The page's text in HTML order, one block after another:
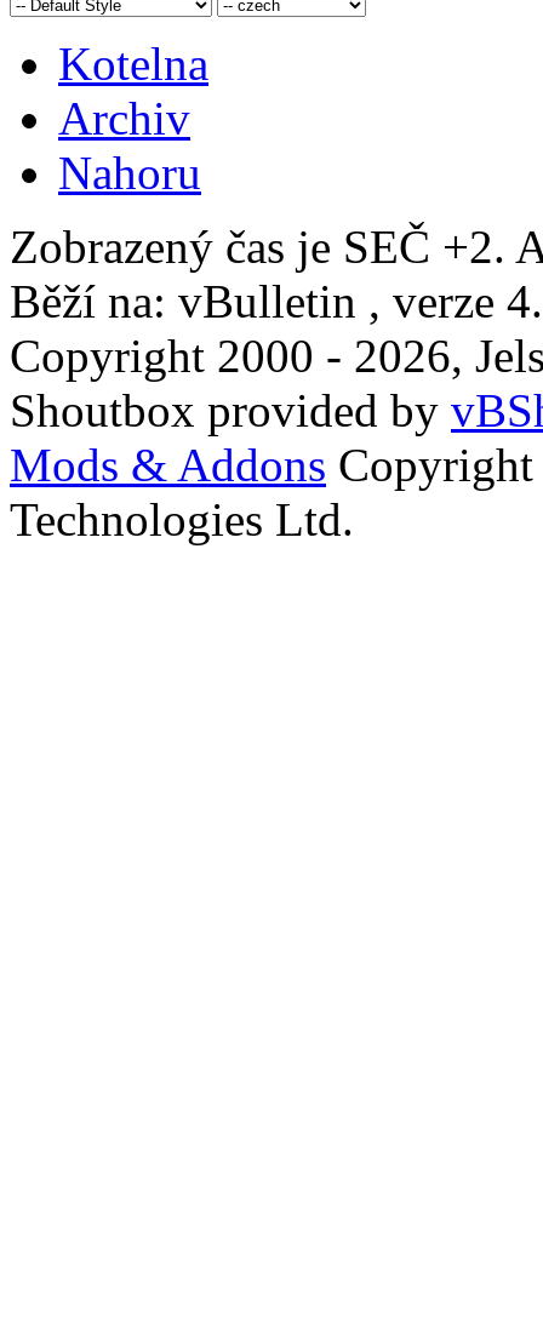
Kotelna
Archiv
Nahoru
Zobrazený čas je SEČ +2.
Běží na: vBulletin , verze
Copyright 2000 - 2026,
Shoutbox provided by
Mods & Addons
Technologies Ltd.